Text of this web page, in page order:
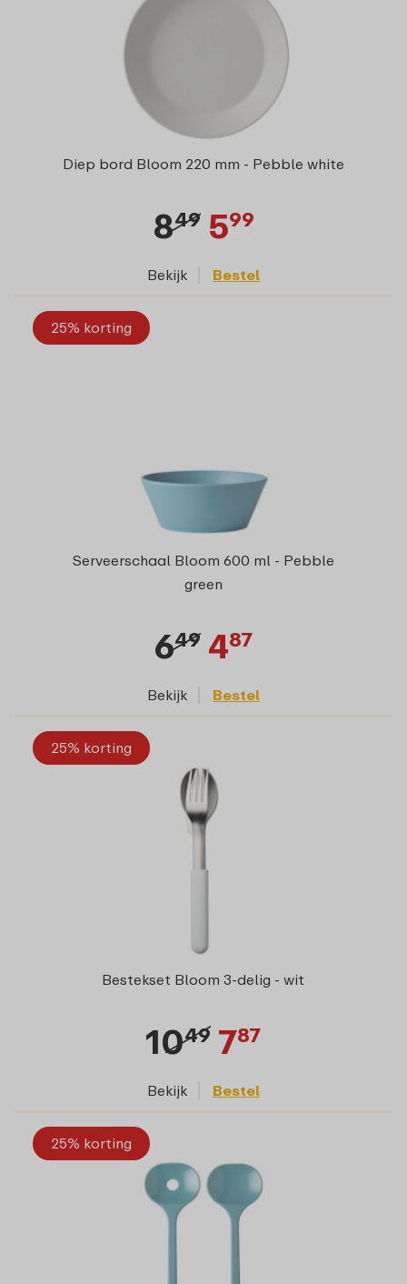
Diep bord Bloom 220 mm - Pebble white
849 599
Bekijk Bestel
25% korting
Serveerschaal Bloom 600 ml - Pebble
green
649 487
Bekijk Bestel
25% korting
Bestekset Bloom 3-delig - wit
1049 787
Bekijk Bestel
25% korting